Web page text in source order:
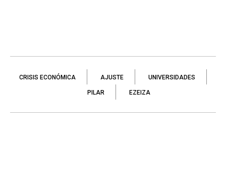
CRISIS ECONÓMICA AJUSTE UNIVERSIDADES
PILAR EZEIZA